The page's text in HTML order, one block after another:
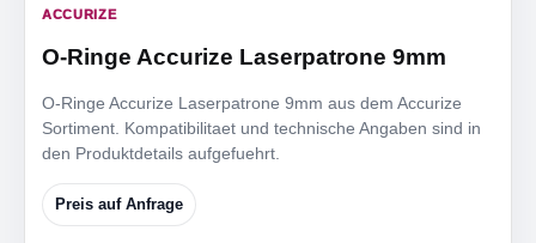
ACCURIZE
O-Ringe Accurize Laserpatrone 9mm
O-Ringe Accurize Laserpatrone 9mm aus dem Accurize
Sortiment. Kompatibilitaet und technische Angaben sind in
den Produktdetails aufgefuehrt.
Preis auf Anfrage